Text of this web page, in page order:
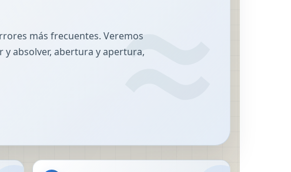
más frecuentes. Veremos
absolver, abertura y apertura,